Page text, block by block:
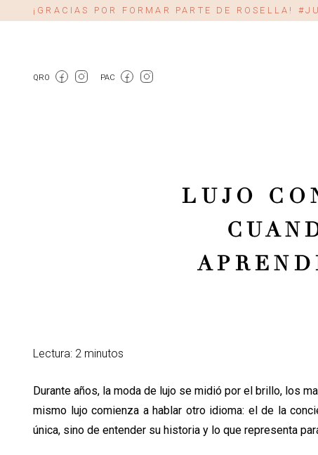
¡GRACIAS POR FORMAR PARTE DE ROSELLA!
QRO PAC
LUJO
Lectura: 2 minutos
Durante años, la moda de lujo se midió por el brillo, los
mismo lujo comienza a hablar otro idioma: el de la
única, sino de entender su historia y lo que representa